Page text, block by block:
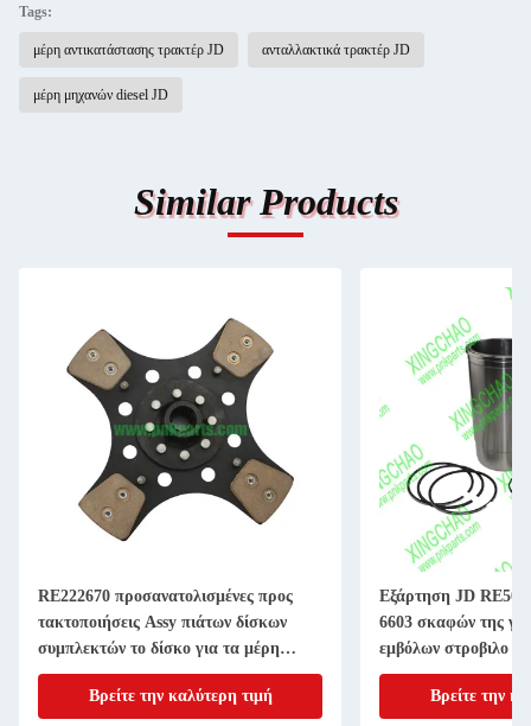
Tags:
μέρη αντικατάστασης τρακτέρ JD ανταλλακτικά τρακτέρ JD
μέρη μηχανών diesel JD
Similar Products
RE222670 προσανατολισμένες προς
τακτοποιήσεις Assy πιάτων δίσκων
συμπλεκτών το δίσκο για τα μέρη
μηχανημάτων γεωργίας 11 ίντσα 20
ΑΥΛΑΚΩΝΩΒρείτε την καλύτερη τιμή
Εξάρτηση JD
6603 σκαφών της
εμβόλων στροβιλο
4045T 6068T
Βρείτε την